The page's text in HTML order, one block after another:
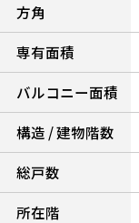
方角
専有面積
バルコニー面積
構造 / 建物階数
総戸数
所在階